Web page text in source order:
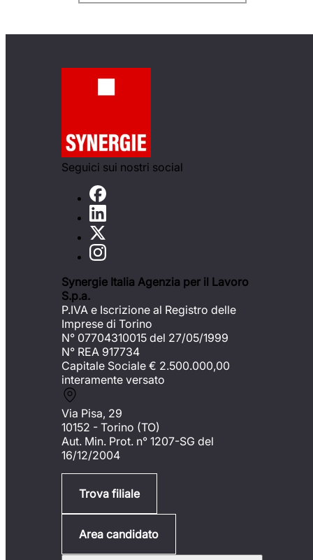
Seguici sui nostri social
Synergie Italia Agenzia per il Lavoro
S.p.a.
P.IVA e Iscrizione al Registro delle
Imprese di Torino
N° 07704310015 del 27/05/1999
N° REA 917734
Capitale Sociale € 2.500.000,00
interamente versato
Via Pisa, 29
10152 - Torino (TO)
Aut. Min. Prot. n° 1207-SG del
16/12/2004
Trova filiale
Area candidato